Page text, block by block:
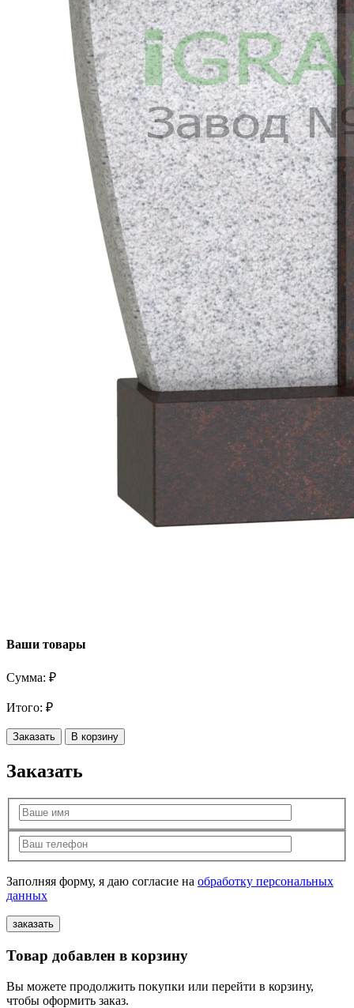
Ваши товары
Сумма: ₽
Итого: ₽
Заказать В корзину
Заказать
Заполняя форму, я даю согласие на обработку персональных
данных
Товар добавлен в корзину
Вы можете продолжить покупки или перейти в корзину,
чтобы оформить заказ.